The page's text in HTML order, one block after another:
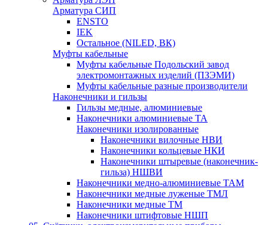
Арматура СИП
ENSTO
IEK
Остальное (NILED, ВК)
Муфты кабельные
Муфты кабельные Подольский завод
электромонтажных изделий (ПЗЭМИ)
Муфты кабельные разные производители
Наконечники и гильзы
Гильзы медные, алюминиевые
Наконечники алюминиевые ТА
Наконечники изолированные
Наконечники вилочные НВИ
Наконечники кольцевые НКИ
Наконечники штыревые (наконечник-
гильза) НШВИ
Наконечники медно-алюминиевые ТАМ
Наконечники медные луженые ТМЛ
Наконечники медные ТМ
Наконечники штифтовые НШП